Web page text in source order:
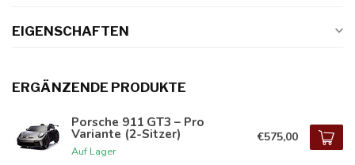
EIGENSCHAFTEN
ERGÄNZENDE PRODUKTE
Porsche 911 GT3 – Pro
Variante (2-Sitzer)
Auf Lager
€575,00